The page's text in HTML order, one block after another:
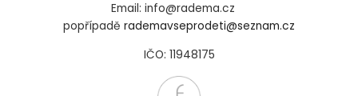
Email: info@radema.cz
popřípadě rademavseprodeti@seznam.cz
IČO: 11948175